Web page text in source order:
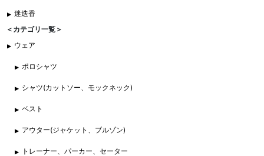
迷迭香
＜カテゴリ一覧＞
ウェア
ポロシャツ
シャツ(カットソー、モックネック)
ベスト
アウター(ジャケット、ブルゾン)
トレーナー、パーカー、セーター